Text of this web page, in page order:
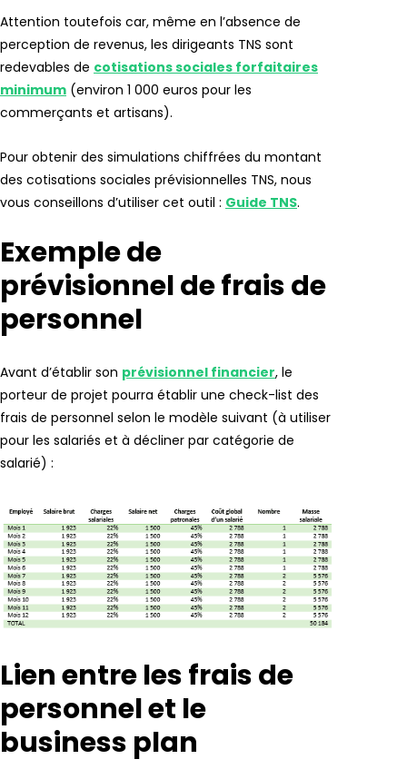
Attention toutefois car, même en l’absence de
perception de revenus, les dirigeants TNS sont
redevables de cotisations sociales forfaitaires
minimum (environ 1 000 euros pour les
commerçants et artisans).
Pour obtenir des simulations chiffrées du montant
des cotisations sociales prévisionnelles TNS, nous
vous conseillons d’utiliser cet outil : Guide TNS.
Exemple de
prévisionnel de frais de
personnel
Avant d’établir son prévisionnel financier, le
porteur de projet pourra établir une check-list des
frais de personnel selon le modèle suivant (à utiliser
pour les salariés et à décliner par catégorie de
salarié) :
Lien entre les frais de
personnel et le
business plan